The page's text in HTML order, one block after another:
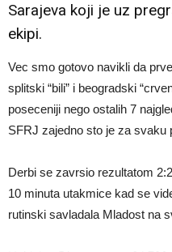
Sarajeva koji je uz
ekipi.
Vec smo gotovo navikli da
splitski “bili” i beogradski
poseceniji nego ostalih 7
SFRJ zajedno sto je za svaku
Derbi se zavrsio rezultatom
10 minuta utakmice kad se
rutinski savladala Mladost na